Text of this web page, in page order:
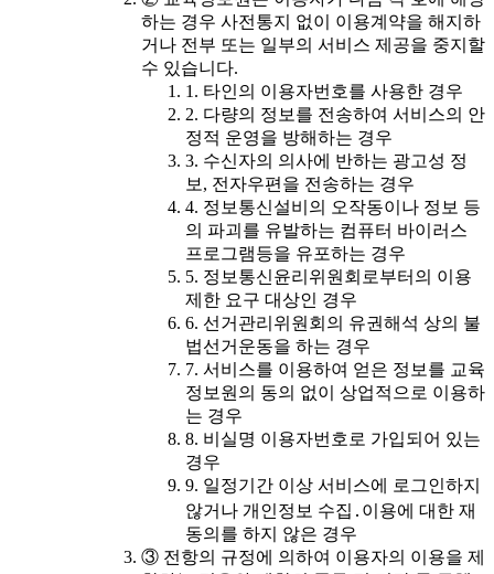
하는 경우 사전통지 없이 이용계약을 해지하
거나 전부 또는 일부의 서비스 제공을 중지할
수 있습니다.
1. 타인의 이용자번호를 사용한 경우
2. 다량의 정보를 전송하여 서비스의 안
정적 운영을 방해하는 경우
3. 수신자의 의사에 반하는 광고성 정
보, 전자우편을 전송하는 경우
4. 정보통신설비의 오작동이나 정보 등
의 파괴를 유발하는 컴퓨터 바이러스
프로그램등을 유포하는 경우
5. 정보통신윤리위원회로부터의 이용
제한 요구 대상인 경우
6. 선거관리위원회의 유권해석 상의 불
법선거운동을 하는 경우
7. 서비스를 이용하여 얻은 정보를 교육
정보원의 동의 없이 상업적으로 이용하
는 경우
8. 비실명 이용자번호로 가입되어 있는
경우
9. 일정기간 이상 서비스에 로그인하지
않거나 개인정보 수집․이용에 대한 재
동의를 하지 않은 경우
③ 전항의 규정에 의하여 이용자의 이용을 제